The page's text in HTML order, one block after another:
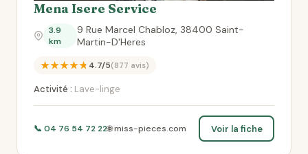
Mena Isere Service
3.9
km
9 Rue Marcel Chabloz, 38400 Saint-
Martin-D'Heres
★★★★★4.7/5(877 avis)
Activité : Lave-linge
📞 04 76 54 72 22🌐 miss-pieces.com Voir la fiche